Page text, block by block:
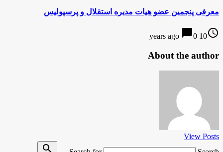
معرفی پنجمین عضو هیات مدیره استقلال و پرسپولیس
access_time
10 years ago
chat_bubble0
About the author
View Posts
search